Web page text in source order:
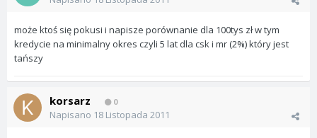
może ktoś się pokusi i napisze porównanie dla 100tys zł w tym
kredycie na minimalny okres czyli 5 lat dla csk i mr (2%) który jest
tańszy
korsarz 0
Napisano 18 Listopada 2011